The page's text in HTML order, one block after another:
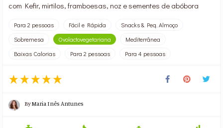
com Kefir, mirtilos, framboesas, noz e sementes de abóbora
Para 2 pessoas Fácil e Rápida
Snacks & Peq. Almoço
Sobremesa
Ovolactovegetariana
Mediterrânea
Baixas Calorias
Para 2 pessoas Para 4 pessoas
ByMaria Inês Antunes